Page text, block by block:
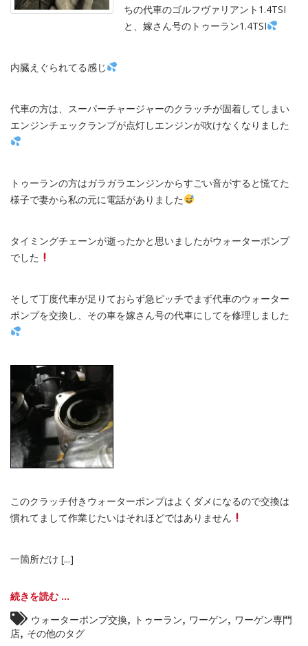
ちの代車のゴルフヴァリアント1.4TSI
と、嫁さん号のトゥーラン1.4TSI
内臓えぐられてる感じ
代車の方は、スーパーチャージャーのクラッチが固着してしまい
エンジンチェックランプが点灯しエンジンが吹けなくなりました
トゥーランの方はガラガラエンジンからすごい音がすると慌てた
様子で妻から私の元に電話がありました
タイミングチェーンが逝ったかと思いましたがウォーターポンプ
でした
そして丁度代車が足りておらず急ピッチでまず代車のウォーター
ポンプを交換し、その車を嫁さん号の代車にしてを修理しました
このクラッチ付きウォーターポンプはよくダメになるので交換は
慣れてまして作業じたいはそれほどではありません
一箇所だけ [...]
続きを読む ...
ウォーターポンプ交換
トゥーラン ワーゲン
ワーゲン専門
店 その他のタグ